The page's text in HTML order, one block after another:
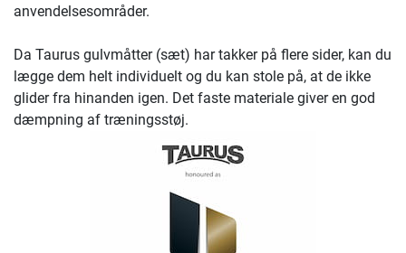
anvendelsesområder.
Da Taurus gulvmåtter (sæt) har takker på flere sider, kan du
lægge dem helt individuelt og du kan stole på, at de ikke
glider fra hinanden igen. Det faste materiale giver en god
dæmpning af træningsstøj.